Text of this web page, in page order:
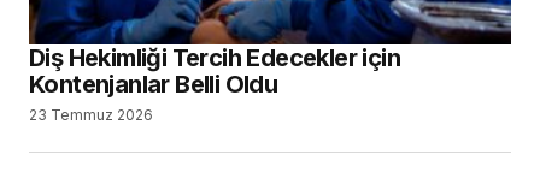
Diş Hekimliği Tercih Edecekler için
Kontenjanlar Belli Oldu
23 Temmuz 2026